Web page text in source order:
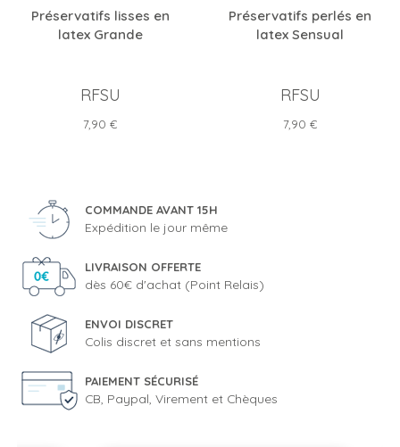
Préservatifs lisses en
latex Grande
RFSU
Prix
7,90 €
Préservatifs perlés en
latex Sensual
RFSU
Prix
7,90 €
COMMANDE AVANT 15H
Expédition le jour même
LIVRAISON OFFERTE
dès 60€ d'achat (Point Relais)
ENVOI DISCRET
Colis discret et sans mentions
PAIEMENT SÉCURISÉ
CB, Paypal, Virement et Chèques